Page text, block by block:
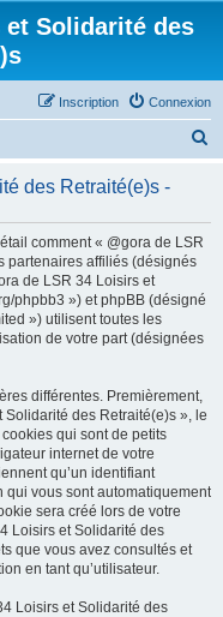
et Solidarité des
Connexion
Inscription
h
des Retraité(e)s -
comment « @gora de LSR
partenaires affiliés (désignés
de LSR 34 Loisirs et
phpbb3 ») et phpBB (désigné
») utilisent toutes les
de votre part (désignées
différentes. Premièrement,
des Retraité(e)s », le
qui sont de petits
internet de votre
qu’un identifiant
vous sont automatiquement
sera créé lors de votre
Loisirs et Solidarité des
que vous avez consultés et
en tant qu’utilisateur.
Loisirs et Solidarité des